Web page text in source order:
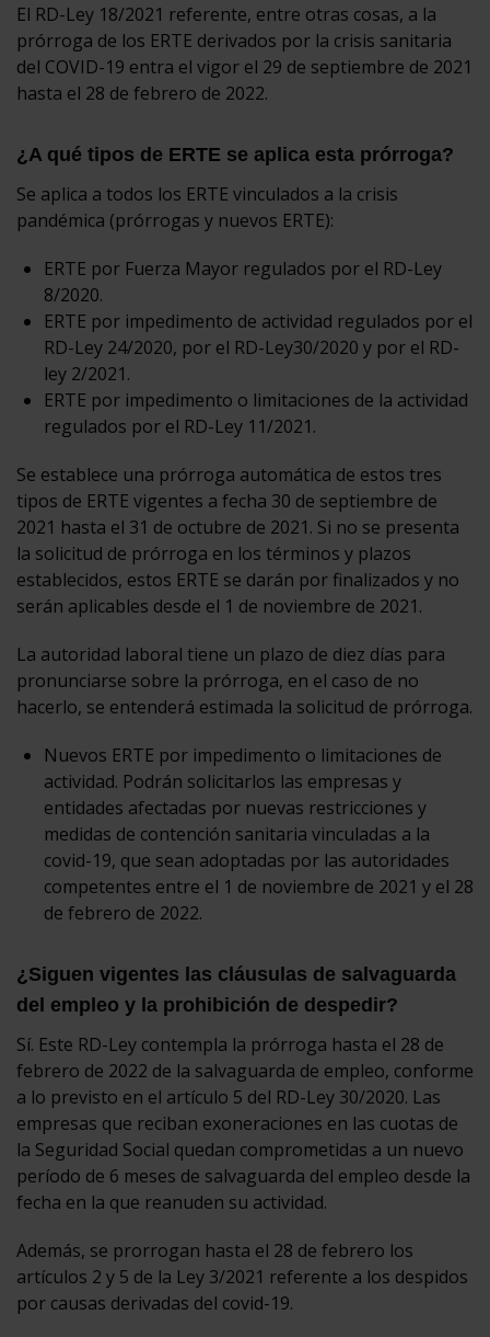
El RD-Ley 18/2021 referente, entre otras cosas, a la
prórroga de los ERTE derivados por la crisis sanitaria
del COVID-19 entra el vigor el 29 de septiembre de 2021
hasta el 28 de febrero de 2022.
¿A qué tipos de ERTE se aplica esta prórroga?
Se aplica a todos los ERTE vinculados a la crisis
pandémica (prórrogas y nuevos ERTE):
ERTE por Fuerza Mayor regulados por el RD-Ley
8/2020.
ERTE por impedimento de actividad regulados por el
RD-Ley 24/2020, por el RD-Ley30/2020 y por el RD-
ley 2/2021.
ERTE por impedimento o limitaciones de la actividad
regulados por el RD-Ley 11/2021.
Se establece una prórroga automática de estos tres
tipos de ERTE vigentes a fecha 30 de septiembre de
2021 hasta el 31 de octubre de 2021. Si no se presenta
la solicitud de prórroga en los términos y plazos
establecidos, estos ERTE se darán por finalizados y no
serán aplicables desde el 1 de noviembre de 2021.
La autoridad laboral tiene un plazo de diez días para
pronunciarse sobre la prórroga, en el caso de no
hacerlo, se entenderá estimada la solicitud de prórroga.
Nuevos ERTE por impedimento o limitaciones de
actividad. Podrán solicitarlos las empresas y
entidades afectadas por nuevas restricciones y
medidas de contención sanitaria vinculadas a la
covid-19, que sean adoptadas por las autoridades
competentes entre el 1 de noviembre de 2021 y el 28
de febrero de 2022.
¿Siguen vigentes las cláusulas de salvaguarda
del empleo y la prohibición de despedir?
Sí. Este RD-Ley contempla la prórroga hasta el 28 de
febrero de 2022 de la salvaguarda de empleo, conforme
a lo previsto en el artículo 5 del RD-Ley 30/2020. Las
empresas que reciban exoneraciones en las cuotas de
la Seguridad Social quedan comprometidas a un nuevo
período de 6 meses de salvaguarda del empleo desde la
fecha en la que reanuden su actividad.
Además, se prorrogan hasta el 28 de febrero los
artículos 2 y 5 de la Ley 3/2021 referente a los despidos
por causas derivadas del covid-19.